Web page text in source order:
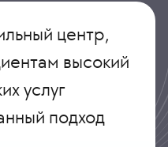
центр,
высокий
услуг
подход